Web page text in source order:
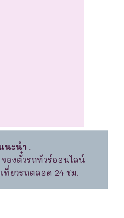
แนะนำ.
องตั๋วรถทัวร์ออนไลน์
ที่ยวรถตลอด 24 ชม.